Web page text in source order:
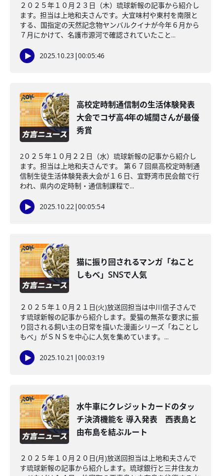
２０２５年１０月２３日（木）琉球新報の記事から紹介し
ます。担当は上地和夫さんです。大宜味村や東村を南限と
する、国指定の天然記念物ヤンバルクイナが今年６月から
７月にかけて、名護市源河で確認されていたこと...
2025.10.23 |00:05:46
高校定時制通信制の生活体験発表
大会でコザ高4年の城間さんが最優
秀賞
2０２５年１０月２２日（水）琉球新報の記事から紹介し
ます。担当は上地和夫さんです。 第６７回県高校定時制通
信制生徒生活体験発表大会が１６日、宜野湾市民会館で行
われ、県内の定時制・通信制課程で...
2025.10.22|00:05:54
猫に振り回されるマンガ「ねこと
しもべ」SNSで人気
２０２５年１０月２１日(火)放送回担当は中川信子さんで
す琉球新報の記事から紹介します。愛猫の無茶な要求に振
り回される飼い主の日常を描いた漫画シリーズ「ねことし
もべ」がＳＮＳを中心に人気を集めています。...
2025.10.21 |00:03:19
水牛車にクレジットカードのタッ
チ決済機能を 導入発表 西表島と
由布島を結ぶルート
２０２５年１０月２０日(月)放送回担当は上地和夫さんで
す琉球新報の記事から紹介します。琉球銀行と三井住友カ